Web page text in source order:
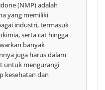
(NMP) adalah
yang memiliki
industri, termasuk
serta cat hingga
banyak
juga harus dalam
untuk mengurangi
kesehatan dan